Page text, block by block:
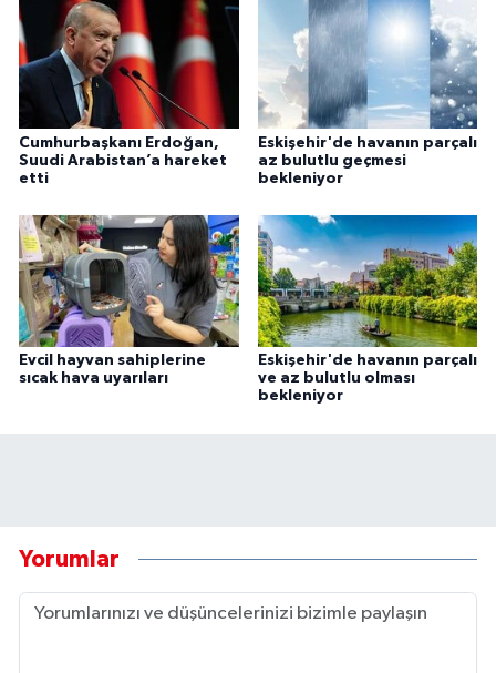
Cumhurbaşkanı Erdoğan,
Suudi Arabistan’a hareket
etti
Eskişehir'de havanın parçalı
az bulutlu geçmesi
bekleniyor
Evcil hayvan sahiplerine
sıcak hava uyarıları
Eskişehir'de havanın parçalı
ve az bulutlu olması
bekleniyor
Yorumlar